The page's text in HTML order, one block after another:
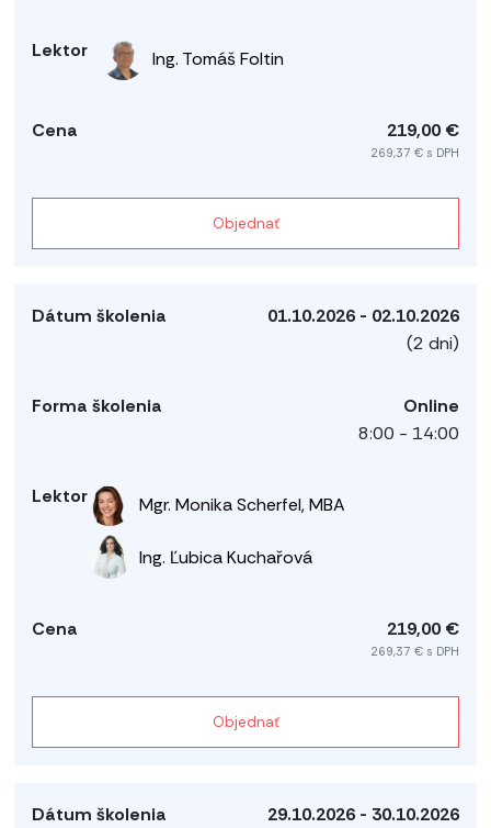
Ing. Tomáš Foltin
219,00 €
269,37 € s DPH
Objednať
01.10.2026 - 02.10.2026
(2 dni)
Online
8:00 - 14:00
Mgr. Monika Scherfel, MBA
Ing. Ľubica Kuchařová
219,00 €
269,37 € s DPH
Objednať
29.10.2026 - 30.10.2026